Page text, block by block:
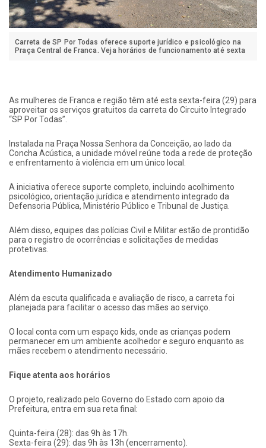
Carreta de SP Por Todas oferece suporte jurídico e psicológico na
Praça Central de Franca. Veja horários de funcionamento até sexta
As mulheres de Franca e região têm até esta sexta-feira (29) para
aproveitar os serviços gratuitos da carreta do Circuito Integrado
“SP Por Todas”.
Instalada na Praça Nossa Senhora da Conceição, ao lado da
Concha Acústica, a unidade móvel reúne toda a rede de proteção
e enfrentamento à violência em um único local.
A iniciativa oferece suporte completo, incluindo acolhimento
psicológico, orientação jurídica e atendimento integrado da
Defensoria Pública, Ministério Público e Tribunal de Justiça.
Além disso, equipes das polícias Civil e Militar estão de prontidão
para o registro de ocorrências e solicitações de medidas
protetivas.
Atendimento Humanizado
Além da escuta qualificada e avaliação de risco, a carreta foi
planejada para facilitar o acesso das mães ao serviço.
O local conta com um espaço kids, onde as crianças podem
permanecer em um ambiente acolhedor e seguro enquanto as
mães recebem o atendimento necessário.
Fique atenta aos horários
O projeto, realizado pelo Governo do Estado com apoio da
Prefeitura, entra em sua reta final:
Quinta-feira (28): das 9h às 17h.
Sexta-feira (29): das 9h às 13h (encerramento).